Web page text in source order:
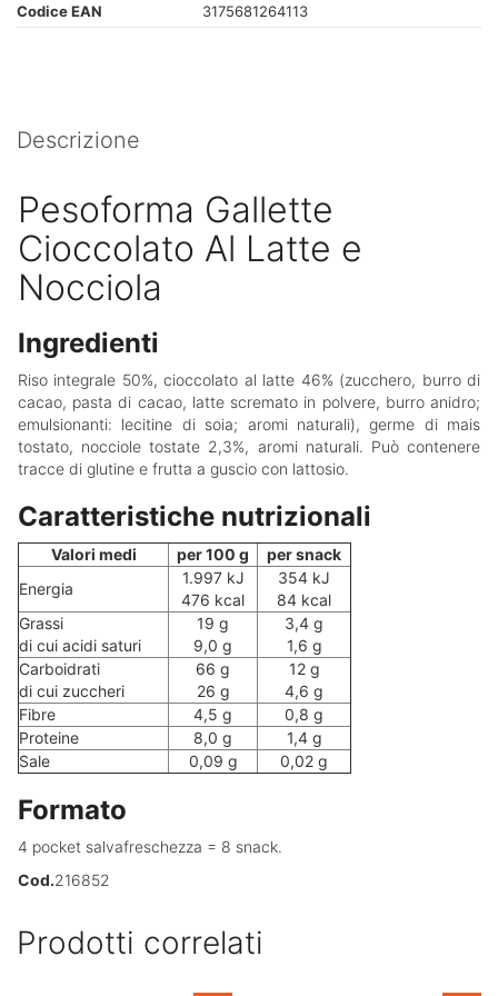
Codice EAN 3175681264113
Descrizione
Pesoforma Gallette
Cioccolato Al Latte e
Nocciola
Ingredienti
Riso integrale 50%, cioccolato al latte 46% (zucchero, burro di
cacao, pasta di cacao, latte scremato in polvere, burro anidro;
emulsionanti: lecitine di soia; aromi naturali), germe di mais
tostato, nocciole tostate 2,3%, aromi naturali. Può contenere
tracce di glutine e frutta a guscio con lattosio.
Caratteristiche nutrizionali
Valori medi per 100 g
per snack
Energia
1.997 kJ
476 kcal
354 kJ
84 kcal
Grassi
di cui acidi saturi
19 g
9,0 g
3,4 g
1,6 g
Carboidrati
di cui zuccheri
66 g
26 g
12 g
4,6 g
Fibre
4,5 g
0,8 g
Proteine
8,0 g
1,4 g
Sale
0,09 g 0,02 g
Formato
4 pocket salvafreschezza = 8 snack.
Cod.216852
Prodotti correlati